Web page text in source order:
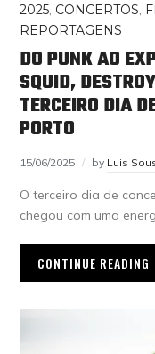
2025, CONCERTOS,
REPORTAGENS
DO PUNK AO
SQUID,
TERCEIRO DIA
PORTO
15/06/2025 by Luis
O terceiro dia de
chegou com uma
CONTINUE READING